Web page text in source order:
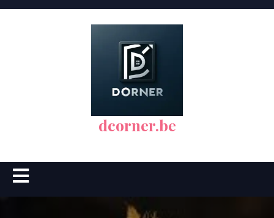
dcorner.be
Open
Button